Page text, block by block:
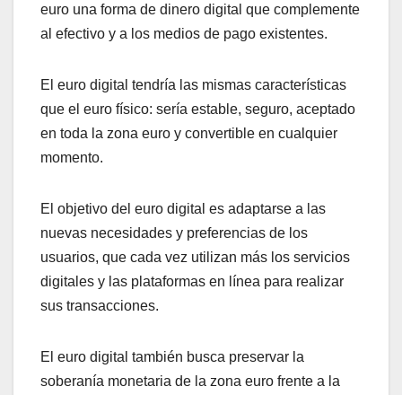
euro una forma de dinero digital que complemente
al efectivo y a los medios de pago existentes.
El euro digital tendría las mismas características
que el euro físico: sería estable, seguro, aceptado
en toda la zona euro y convertible en cualquier
momento.
El objetivo del euro digital es adaptarse a las
nuevas necesidades y preferencias de los
usuarios, que cada vez utilizan más los servicios
digitales y las plataformas en línea para realizar
sus transacciones.
El euro digital también busca preservar la
soberanía monetaria de la zona euro frente a la